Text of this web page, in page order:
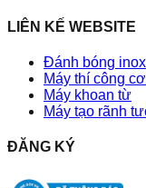
LIÊN KẾ WEBSITE
Đánh bóng inox
Máy thí công
Máy khoan từ
Máy tạo rãnh
ĐĂNG KÝ